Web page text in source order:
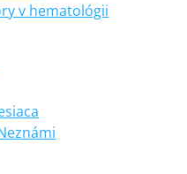
v hematológii